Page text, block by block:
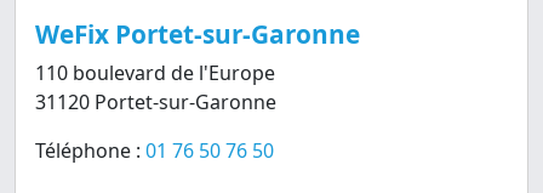
WeFix Portet-sur-Garonne
110 boulevard de l'Europe
31120 Portet-sur-Garonne
Téléphone : 01 76 50 76 50